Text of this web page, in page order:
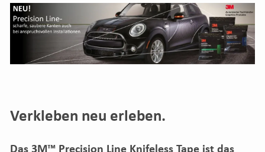
Verkleben neu erleben.
Das 3M™ Precision Line Knifeless Tape ist das